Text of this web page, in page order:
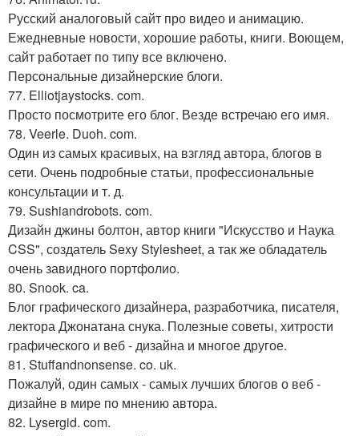
Русский аналоговый сайт про видео и анимацию.
Ежедневные новости, хорошие работы, книги. Воющем,
сайт работает по типу все включено.
Персональные дизайнерские блоги.
77. Elliotjaystocks. com.
Просто посмотрите его блог. Везде встречаю его имя.
78. Veerle. Duoh. com.
Один из самых красивых, на взгляд автора, блогов в
сети. Очень подробные статьи, профессиональные
консультации и т. д.
79. Sushiandrobots. com.
Дизайн джины болтон, автор книги "Искусство и Наука
CSS", создатель Sexy Stylesheet, а так же обладатель
очень завидного портфолио.
80. Snook. ca.
Блог графического дизайнера, разработчика, писателя,
лектора Джонатана снука. Полезные советы, хитрости
графического и веб - дизайна и многое другое.
81. Stuffandnonsense. co. uk.
Пожалуй, один самых - самых лучших блогов о веб -
дизайне в мире по мнению автора.
82. Lysergid. com.